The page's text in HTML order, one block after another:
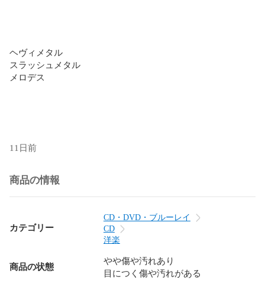
ヘヴィメタル
スラッシュメタル
メロデス
11日前
商品の情報
カテゴリー
CD・DVD・ブルーレイ
CD
洋楽
商品の状態
やや傷や汚れあり
目につく傷や汚れがある